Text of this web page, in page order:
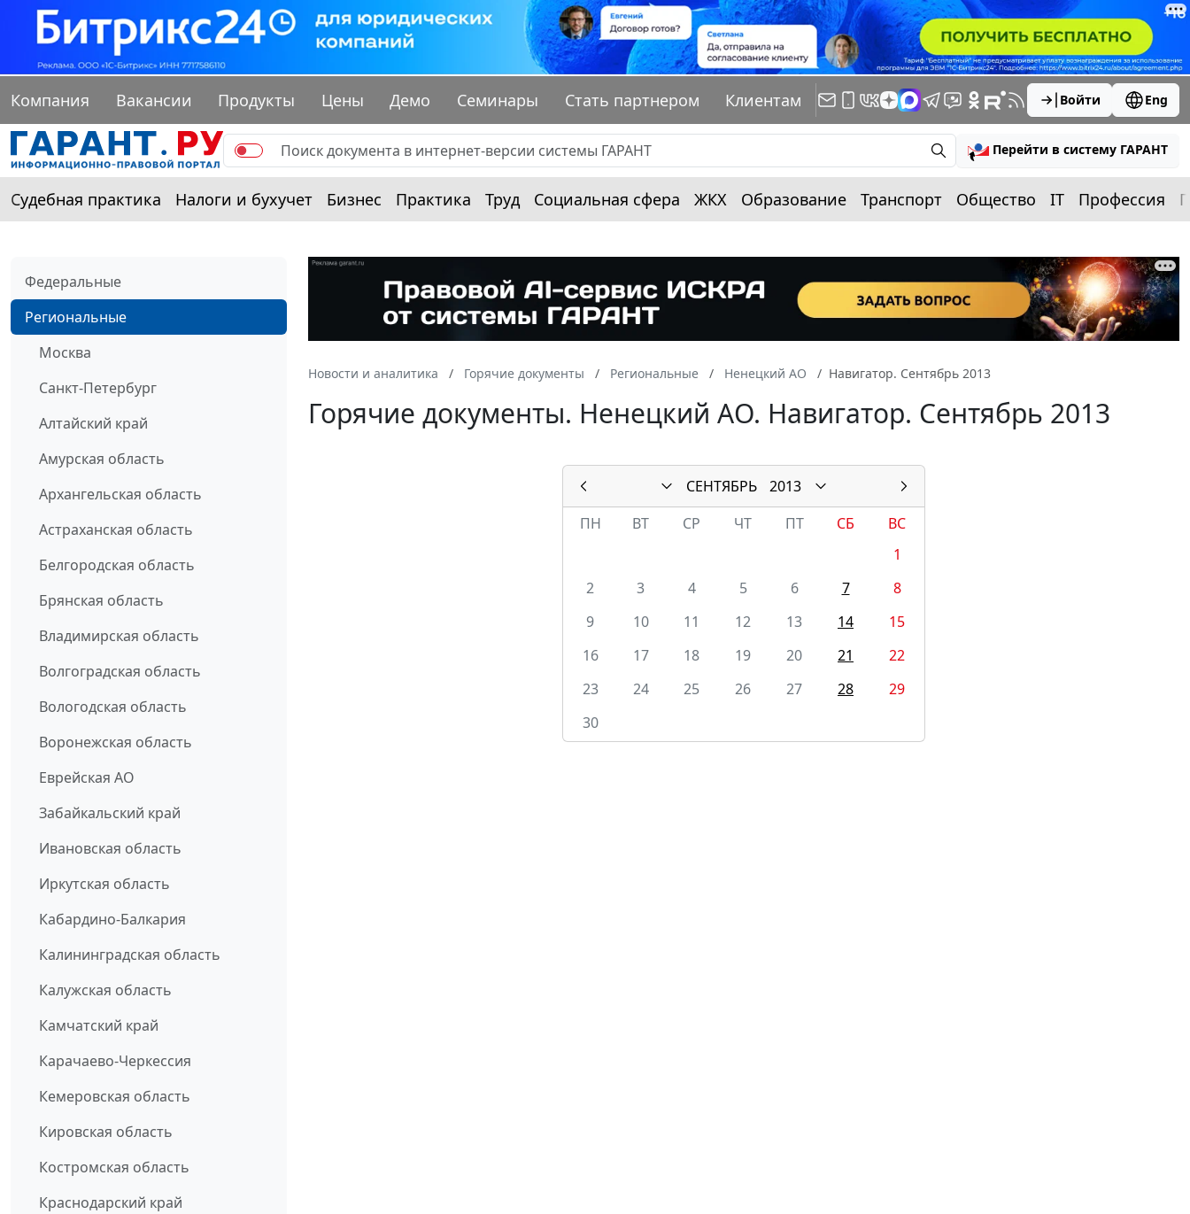
Компания Вакансии Продукты Цены Демо Семинары Стать партнером Клиентам Войти Eng
Перейти в систему ГАРАНТ
Судебная практика Налоги и бухучет Бизнес Практика Труд Социальная сфера ЖКХ Образование Транспорт Общество IT Профессия
Федеральные
Региональные
Москва
Санкт-Петербург
Алтайский край
Амурская область
Архангельская область
Астраханская область
Белгородская область
Брянская область
Владимирская область
Волгоградская область
Вологодская область
Воронежская область
Еврейская АО
Забайкальский край
Ивановская область
Иркутская область
Кабардино-Балкария
Калининградская область
Калужская область
Камчатский край
Карачаево-Черкессия
Кемеровская область
Кировская область
Костромская область
Краснодарский край
Новости и аналитика Горячие документы Региональные Ненецкий АО Навигатор. Сентябрь 2013
Горячие документы. Ненецкий АО. Навигатор. Сентябрь 2013
СЕНТЯБРЬ
2013
ПН
ВТ СР ЧТ ПТ СБ
ВС
1
2
3 4 5 6 7
8
9
10 11 12 13 14
15
16
17 18 19 20 21
22
23
24 25 26 27 28
29
30